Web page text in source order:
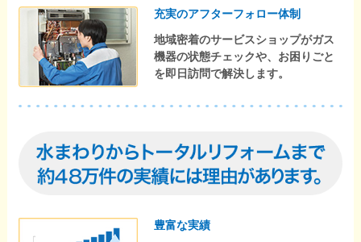
充実のアフターフォロー体制
地域密着のサービスショップがガス
機器の状態チェックや、お困りごと
を即日訪問で解決します。
豊富な実績